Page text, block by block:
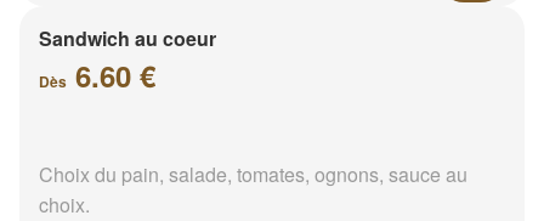
Sandwich au coeur
Dès 6.60 €
Choix du pain, salade, tomates, ognons, sauce au
choix.